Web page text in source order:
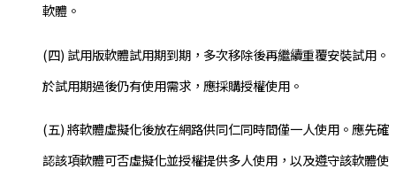
軟體。
(四) 試用版軟體試用期到期，多次移除後再繼續重覆安裝試用。
於試用期過後仍有使用需求，應採購授權使用。
(五) 將軟體虛擬化後放在網路供同仁同時間僅一人使用。應先確
認該項軟體可否虛擬化並授權提供多人使用，以及遵守該軟體使